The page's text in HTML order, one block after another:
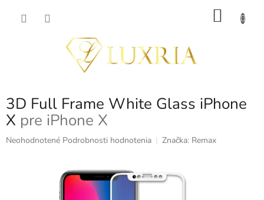
3D Full Frame White Glass iPhone
X pre iPhone X
Priemerné
Neohodnotené Podrobnosti hodnotenia Značka: Remax